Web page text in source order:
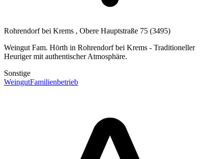
Rohrendorf bei Krems , Obere Hauptstraße 75 (3495)
Weingut Fam. Hörth in Rohrendorf bei Krems - Traditioneller
Heuriger mit authentischer Atmosphäre.
Sonstige
WeingutFamilienbetrieb